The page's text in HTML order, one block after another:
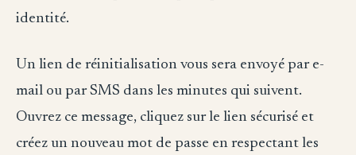
identité.
Un lien de réinitialisation vous sera envoyé par e-
mail ou par SMS dans les minutes qui suivent.
Ouvrez ce message, cliquez sur le lien sécurisé et
créez un nouveau mot de passe en respectant les